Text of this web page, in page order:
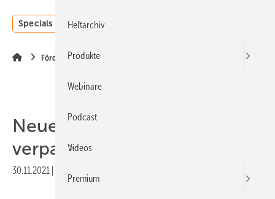
Specials Einstrahlungsatlas
Förderung
Neue Studie: Koalition
verpasst Klimaschutzziele
30.11.2021
Heftarchiv
Produkte
Webinare
Podcast
Videos
Premium